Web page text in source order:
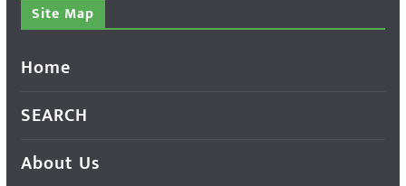
Site Map
Home
SEARCH
About Us